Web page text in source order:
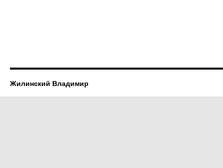
Жилинский Владимир